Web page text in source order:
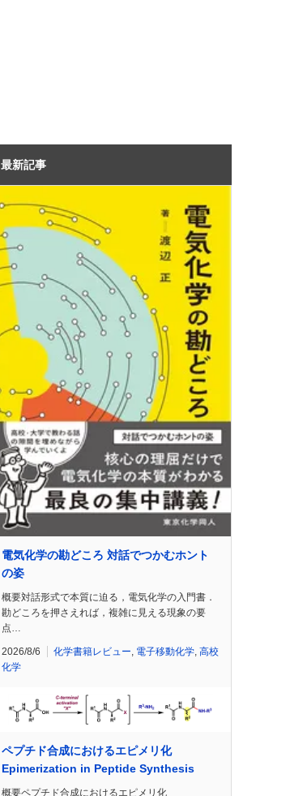
最新記事
電気化学の勘どころ 対話でつかむホント
の姿
概要対話形式で本質に迫る，電気化学の入門書．
勘どころを押さえれば，複雑に見える現象の要
点…
2026/8/6 化学書籍レビュー, 電子移動化学, 高校
化学
ペプチド合成におけるエピメリ化
Epimerization in Peptide Synthesis
概要ペプチド合成におけるエピメリ化